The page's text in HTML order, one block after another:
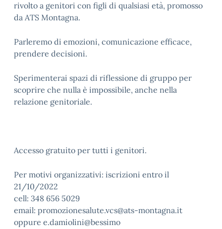
rivolto a genitori con figli di qualsiasi età, promosso
da ATS Montagna.
Parleremo di emozioni, comunicazione efficace,
prendere decisioni.
Sperimenterai spazi di riflessione di gruppo per
scoprire che nulla è impossibile, anche nella
relazione genitoriale.
Accesso gratuito per tutti i genitori.
Per motivi organizzativi: iscrizioni entro il
21/10/2022
cell: 348 656 5029
email: promozionesalute.vcs@ats-montagna.it
oppure e.damiolini@bessimo